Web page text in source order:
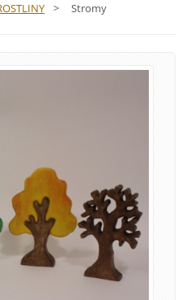
> Stromy